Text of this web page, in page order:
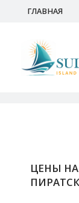
ГЛАВНАЯ
ЦЕНЫ